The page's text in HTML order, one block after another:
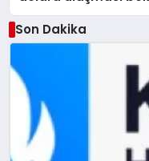
Son Dakika